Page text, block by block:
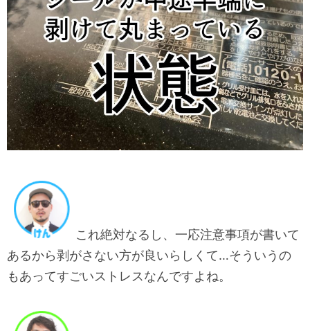
これ絶対なるし、一応注意事項が書いて
あるから剥がさない方が良いらしくて…そういうの
もあってすごいストレスなんですよね。